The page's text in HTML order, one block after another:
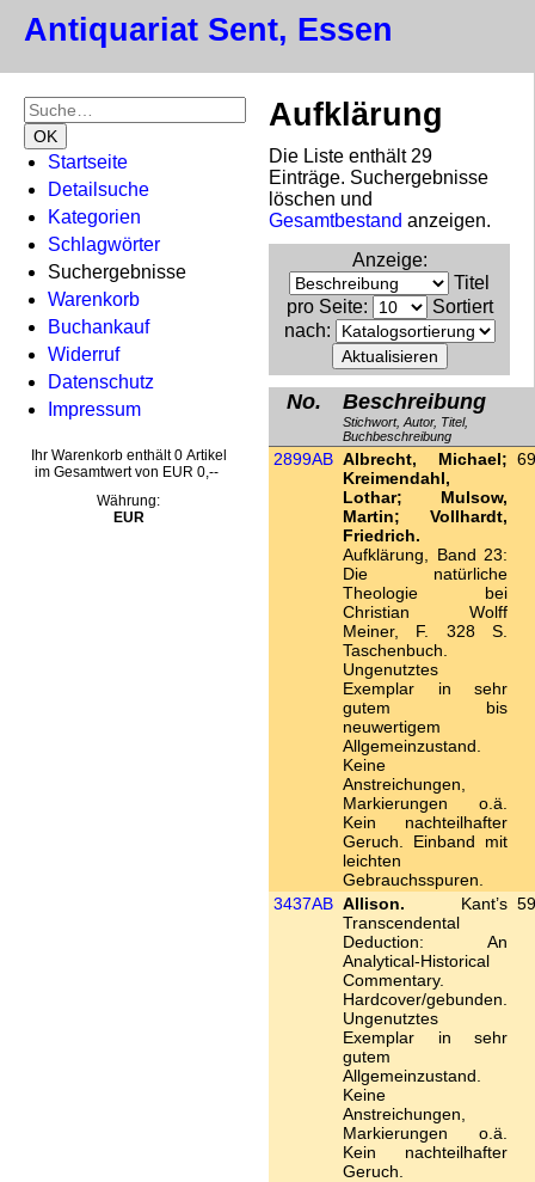
Antiquariat Sent, Essen
Startseite
Detailsuche
Kategorien
Schlagwörter
Suchergebnisse
Warenkorb
Buchankauf
Widerruf
Datenschutz
Impressum
Ihr Warenkorb enthält 0 Artikel
im Gesamtwert von EUR 0,--
Währung:
EUR
Aufklärung
Die Liste enthält 29
Einträge. Suchergebnisse
löschen und
Gesamtbestand anzeigen.
Anzeige:
Titel
pro Seite:
Sortiert
nach:
No. Beschreibung
Stichwort, Autor, Titel,
Buchbeschreibung
2899AB Albrecht, Michael;
Kreimendahl,
Lothar; Mulsow,
Martin; Vollhardt,
Friedrich.
Aufklärung, Band 23:
Die natürliche
Theologie bei
Christian Wolff
Meiner, F. 328 S.
Taschenbuch.
Ungenutztes
Exemplar in sehr
gutem bis
neuwertigem
Allgemeinzustand.
Keine
Anstreichungen,
Markierungen o.ä.
Kein nachteilhafter
Geruch. Einband mit
leichten
Gebrauchsspuren.
3437AB Allison. Kant’s
Transcendental
Deduction: An
Analytical-Historical
Commentary.
Hardcover/gebunden.
Ungenutztes
Exemplar in sehr
gutem
Allgemeinzustand.
Keine
Anstreichungen,
Markierungen o.ä.
Kein nachteilhafter
Geruch.